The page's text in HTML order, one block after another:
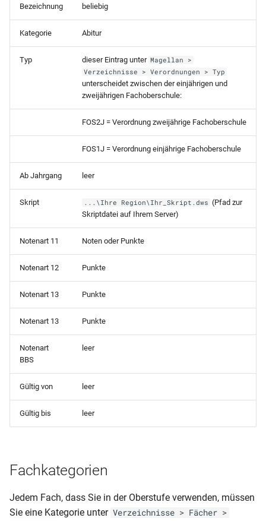
s
Änderungen 2022
Änderungen 2021
Änderungen 2020
Mehrere Schulen auf einem
Server
Probleme bei der Installation?
Betriebe und Schulen
Personen und Adressen
Sortieren, Gruppieren, Filtern,
Halbjahreswechsel
Schuljahreswechsel
Sonderfälle in der
Enbrea Leistungen
Prüfungsnummer generieren
Durchschnitt/Abschluss
berechnen
Gymnasiale Oberstufe
Berufsschulmatrix
Seriendruck
Logbuch
Magellan Scripting
BER-APO-KO-2011 Verlage
Lieferanten
Medienkataloge
Vorgänge
Mahnwesen
Effizient mit Listen/
arbeiten
Bezeichnung beliebig
Kategorie Abitur
Typ dieser Eintrag unter Magellan >
Verzeichnisse > Verordnungen > Typ
unterscheidet zwischen der einjährigen und
zweijährigen Fachoberschule:
FOS2J = Verordnung zweijährige Fachoberschule
FOS1J = Verordnung einjährige Fachoberschule
Ab Jahrgang leer
Skript ...\Ihre Region\Ihr_Skript.dws (Pfad zur
Skriptdatei auf Ihrem Server)
Notenart 11 Noten oder Punkte
Notenart 12 Punkte
Notenart 13 Punkte
Notenart 13 Punkte
Notenart
BBS
leer
Gültig von leer
Gültig bis leer
Fachkategorien
Jedem Fach, dass Sie in der Oberstufe verwenden, müssen
Sie eine Kategorie unter Verzeichnisse > Fächer >